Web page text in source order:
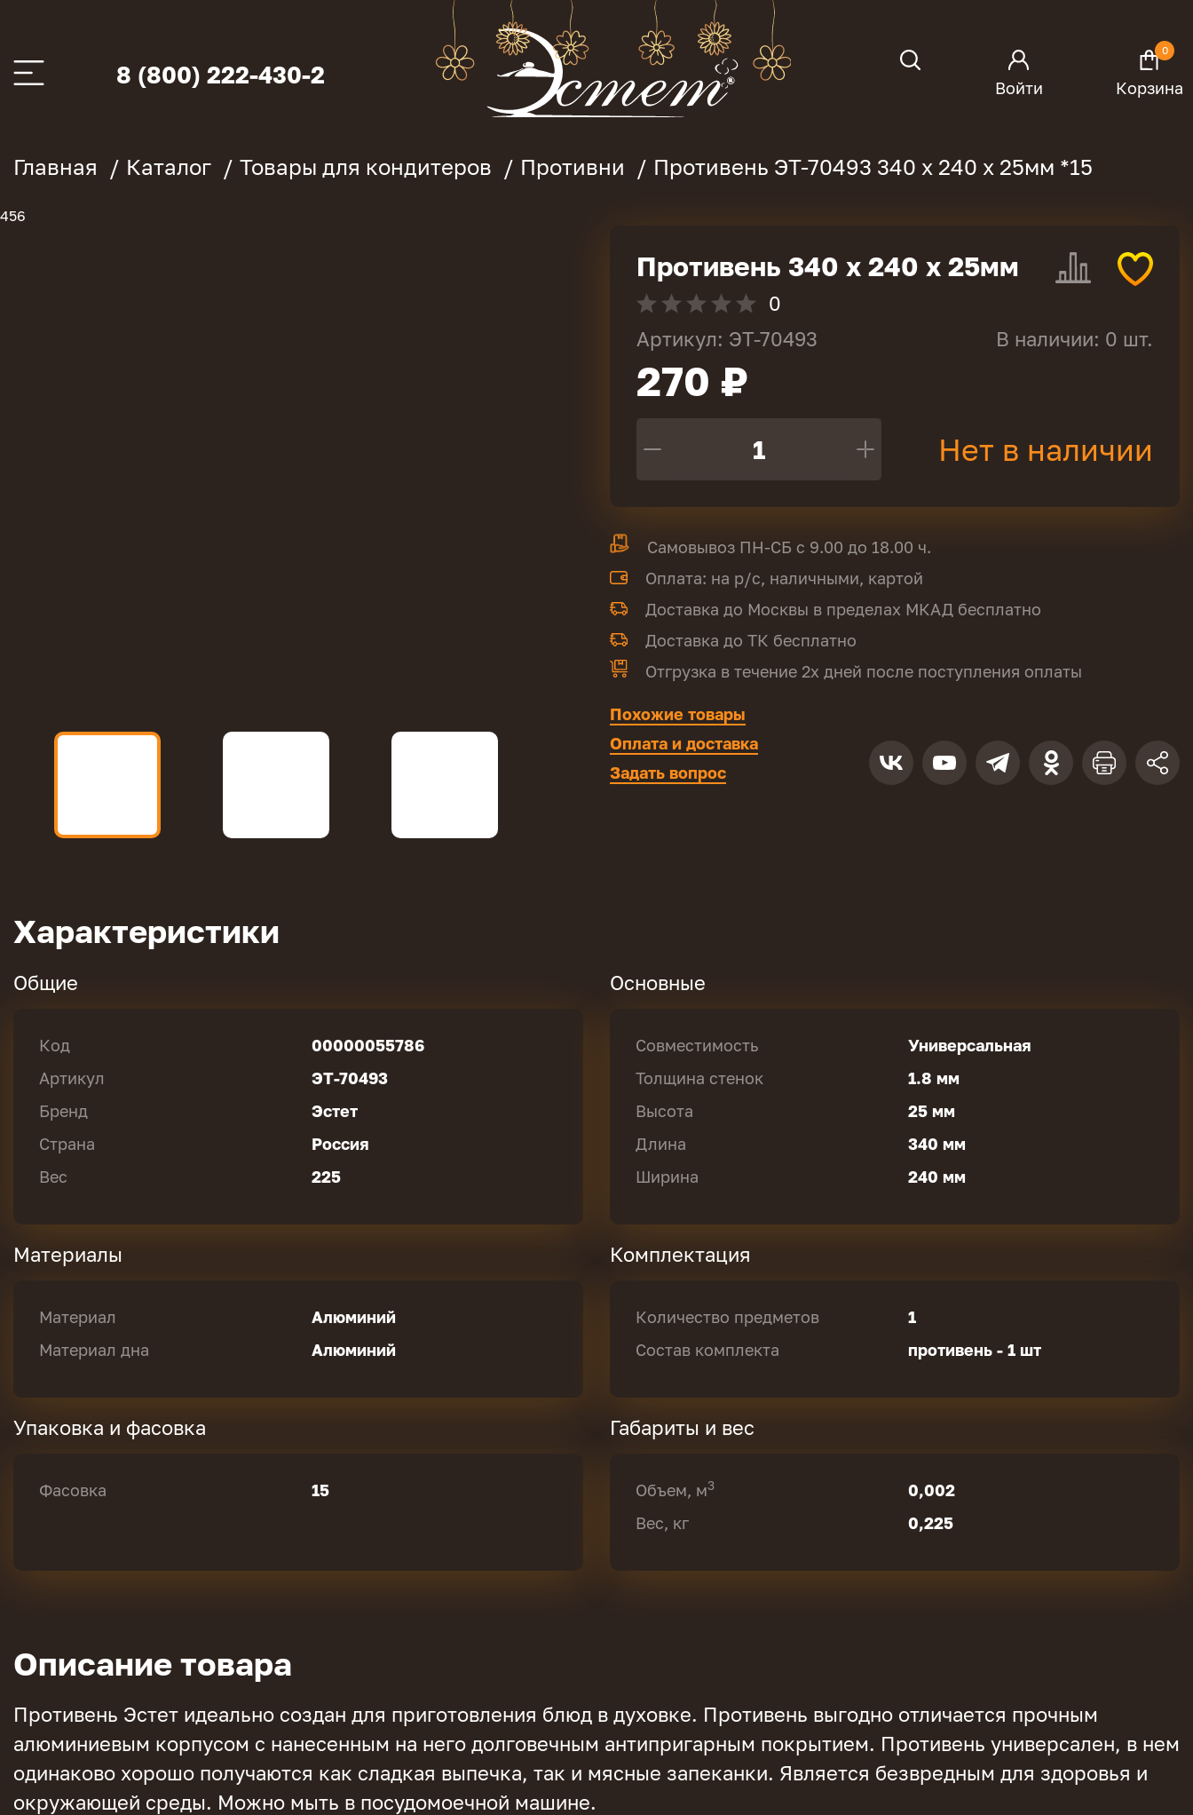
8 (800) 222-430-2 Войти
0
Корзина
Главная Каталог Товары для кондитеров Противни Противень ЭТ-70493 340 х 240 х 25мм *15
456
Противень 340 х 240 х 25мм
0
Артикул: ЭТ-70493
В наличии: 0 шт.
270 ₽
Нет в наличии
Самовывоз ПН-СБ с 9.00 до 18.00 ч.
Оплата: на р/с, наличными, картой
Доставка до Москвы в пределах МКАД бесплатно
Доставка до ТК бесплатно
Отгрузка в течение 2х дней после поступления оплаты
Похожие товары
Оплата и доставка
Задать вопрос
Характеристики
Общие
Код
00000055786
Артикул
ЭТ-70493
Бренд
Эстет
Страна
Россия
Вес
225
Основные
Совместимость
Универсальная
Толщина стенок
1.8 мм
Высота
25 мм
Длина
340 мм
Ширина
240 мм
Материалы
Материал
Алюминий
Материал дна
Алюминий
Упаковка и фасовка
Фасовка 15
Комплектация
Количество предметов
1
Состав комплекта
противень - 1 шт
Габариты и вес
Объем, м3
0,002
Вес, кг
0,225
Описание товара
Противень Эстет идеально создан для приготовления блюд в духовке. Противень выгодно отличается прочным
алюминиевым корпусом с нанесенным на него долговечным антипригарным покрытием. Противень универсален, в нем
одинаково хорошо получаются как сладкая выпечка, так и мясные запеканки. Является безвредным для здоровья и
окружающей среды. Можно мыть в посудомоечной машине.